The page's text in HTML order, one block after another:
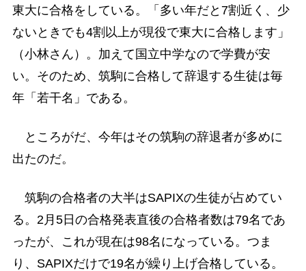
東大に合格をしている。「多い年だと7割近く、少
ないときでも4割以上が現役で東大に合格します」
（小林さん）。加えて国立中学なので学費が安
い。そのため、筑駒に合格して辞退する生徒は毎
年「若干名」である。
ところがだ、今年はその筑駒の辞退者が多めに
出たのだ。
筑駒の合格者の大半はSAPIXの生徒が占めてい
る。2月5日の合格発表直後の合格者数は79名であ
ったが、これが現在は98名になっている。つま
り、SAPIXだけで19名が繰り上げ合格している。